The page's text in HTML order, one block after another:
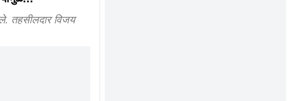
तहसीलदार विजय